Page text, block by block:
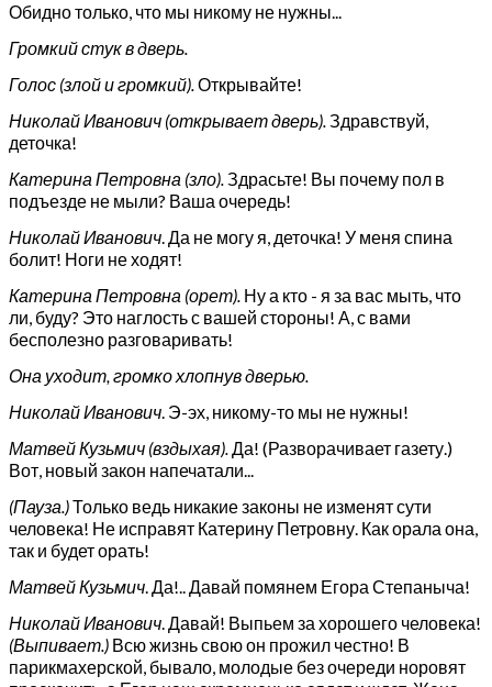
Обидно только, что мы никому не нужны...
Громкий стук в дверь.
Голос (злой и громкий).Открывайте!
Николай Иванович (открывает дверь).Здравствуй,
деточка!
Катерина Петровна (зло).Здрасьте! Вы почему пол в
подъезде не мыли? Ваша очередь!
Николай Иванович. Да не могу я, деточка! У меня спина
болит! Ноги не ходят!
Катерина Петровна (орет). Ну а кто - я за вас мыть, что
ли, буду? Это наглость с вашей стороны! А, с вами
бесполезно разговаривать!
Она уходит, громко хлопнув дверью.
Николай Иванович. Э-эх, никому-то мы не нужны!
Матвей Кузьмич (вздыхая).Да! (Разворачивает газету.)
Вот, новый закон напечатали...
(Пауза.)Только ведь никакие законы не изменят сути
человека! Не исправят Катерину Петровну. Как орала она,
так и будет орать!
Матвей Кузьмич. Да!.. Давай помянем Егора Степаныча!
Николай Иванович. Давай! Выпьем за хорошего человека!
(Выпивает.) Всю жизнь свою он прожил честно! В
парикмахерской, бывало, молодые без очереди норовят